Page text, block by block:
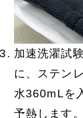
加速洗濯試
に、ステン
水360mLを
予熱します。